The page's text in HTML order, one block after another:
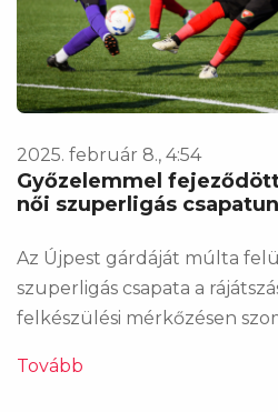
2025. február 8., 4:54
Győzelemmel
női szuperligás
Az Újpest gárdáját múlta
szuperligás csapata a
felkészülési mérkőzésen
Tovább